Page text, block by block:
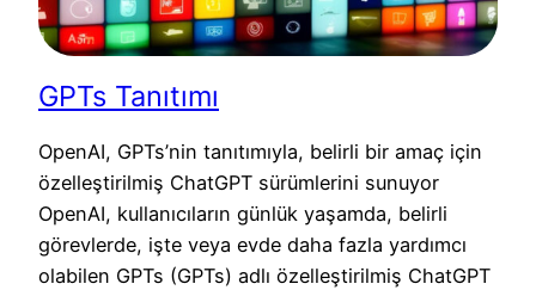
GPTs Tanıtımı
OpenAI, GPTs’nin tanıtımıyla, belirli bir amaç için
özelleştirilmiş ChatGPT sürümlerini sunuyor
OpenAI, kullanıcıların günlük yaşamda, belirli
görevlerde, işte veya evde daha fazla yardımcı
olabilen GPTs (GPTs) adlı özelleştirilmiş ChatGPT